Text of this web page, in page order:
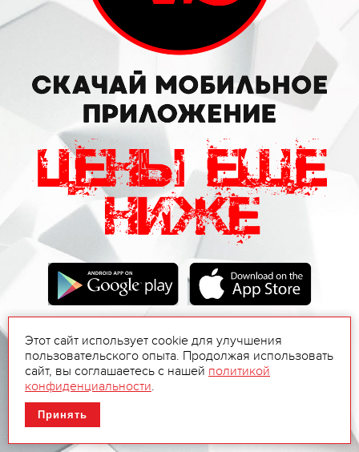
Этот сайт использует cookie для улучшения
пользовательского опыта. Продолжая использовать
сайт, вы соглашаетесь с нашей политикой
конфиденциальности.
Принять